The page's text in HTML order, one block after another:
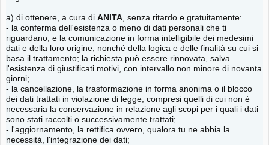
a) di ottenere, a cura di ANITA , senza ritardo e gratuitamente:
- la conferma dell'esistenza o meno di dati personali che ti
riguardano, e la comunicazione in forma intelligibile dei medesimi
dati e della loro origine, nonché della logica e delle finalità su cui si
basa il trattamento; la richiesta può essere rinnovata, salva
l'esistenza di giustificati motivi, con intervallo non minore di novanta
giorni;
- la cancellazione, la trasformazione in forma anonima o il blocco
dei dati trattati in violazione di legge, compresi quelli di cui non è
necessaria la conservazione in relazione agli scopi per i quali i dati
sono stati raccolti o successivamente trattati;
- l'aggiornamento, la rettifica ovvero, qualora tu ne abbia la
necessità, l'integrazione dei dati;